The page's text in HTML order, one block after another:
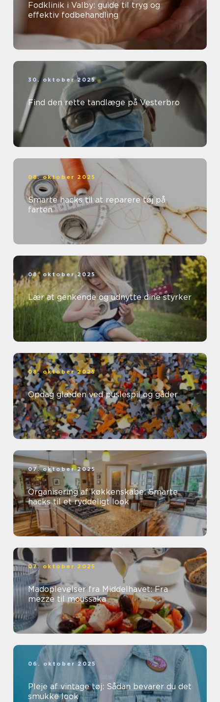
Fodklinik i Valby: guide til tryg og
effektiv fodbehandling
30. oktober 2025
Find den rette tandlæge på Vesterbro
08. oktober 2025
Smarte hacks til at reparere tøj på
farten
08. oktober 2025
Lær at genkende og udnytte dine styrker
08. oktober 2025
Opdag glæden ved puslespil og gåder
07. oktober 2025
Organisering af køkkenskabe: Smarte
hacks til et ryddeligt look
07. oktober 2025
Madoplevelser fra Middelhavet: Fra
mezze til moussaka
06. oktober 2025
Pleje af vintage tøj: Sådan bevarer du det
smukke look